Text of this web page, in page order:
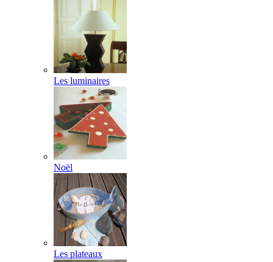
Les luminaires
Noël
Les plateaux